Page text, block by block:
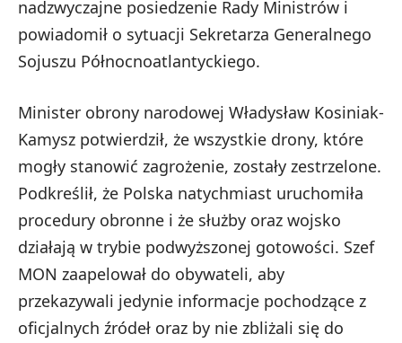
nadzwyczajne posiedzenie Rady Ministrów i
powiadomił o sytuacji Sekretarza Generalnego
Sojuszu Północnoatlantyckiego.
Minister obrony narodowej Władysław Kosiniak-
Kamysz potwierdził, że wszystkie drony, które
mogły stanowić zagrożenie, zostały zestrzelone.
Podkreślił, że Polska natychmiast uruchomiła
procedury obronne i że służby oraz wojsko
działają w trybie podwyższonej gotowości. Szef
MON zaapelował do obywateli, aby
przekazywali jedynie informacje pochodzące z
oficjalnych źródeł oraz by nie zbliżali się do